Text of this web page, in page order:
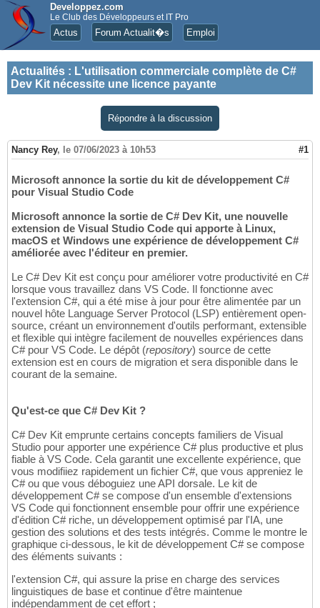
Developpez.com
Le Club des Développeurs et IT Pro
Actus Forum Actualit�s Emploi
Actualités : L'utilisation commerciale complète de C#
Dev Kit nécessite une licence payante
Répondre à la discussion
Nancy Rey, le 07/06/2023 à 10h53 #1
Microsoft annonce la sortie du kit de développement C#
pour Visual Studio Code
Microsoft annonce la sortie de C# Dev Kit, une nouvelle
extension de Visual Studio Code qui apporte à Linux,
macOS et Windows une expérience de développement C#
améliorée avec l'éditeur en premier.
Le C# Dev Kit est conçu pour améliorer votre productivité en C#
lorsque vous travaillez dans VS Code. Il fonctionne avec
l'extension C#, qui a été mise à jour pour être alimentée par un
nouvel hôte Language Server Protocol (LSP) entièrement open-
source, créant un environnement d'outils performant, extensible
et flexible qui intègre facilement de nouvelles expériences dans
C# pour VS Code. Le dépôt (repository) source de cette
extension est en cours de migration et sera disponible dans le
courant de la semaine.
Qu'est-ce que C# Dev Kit ?
C# Dev Kit emprunte certains concepts familiers de Visual
Studio pour apporter une expérience C# plus productive et plus
fiable à VS Code. Cela garantit une excellente expérience, que
vous modifiiez rapidement un fichier C#, que vous appreniez le
C# ou que vous déboguiez une API dorsale. Le kit de
développement C# se compose d'un ensemble d'extensions
VS Code qui fonctionnent ensemble pour offrir une expérience
d'édition C# riche, un développement optimisé par l'IA, une
gestion des solutions et des tests intégrés. Comme le montre le
graphique ci-dessous, le kit de développement C# se compose
des éléments suivants :
l'extension C#, qui assure la prise en charge des services
linguistiques de base et continue d'être maintenue
indépendamment de cet effort ;